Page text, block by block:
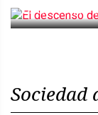
El descenso
Sociedad